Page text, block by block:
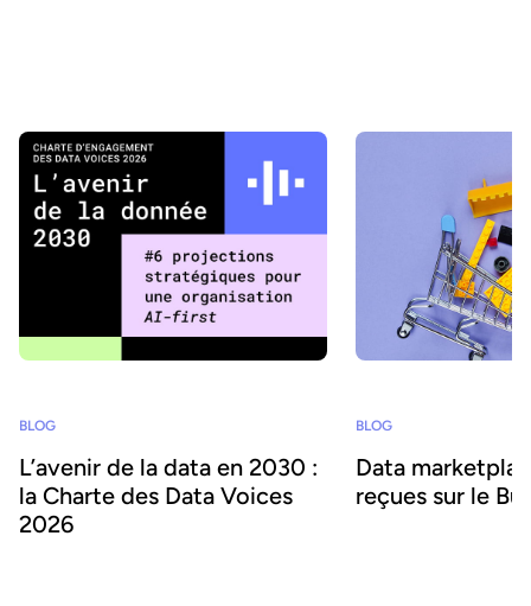
BLOG
L’avenir de la data en 2030 :
la Charte des Data Voices
2026
BLOG
Data
reçues sur le